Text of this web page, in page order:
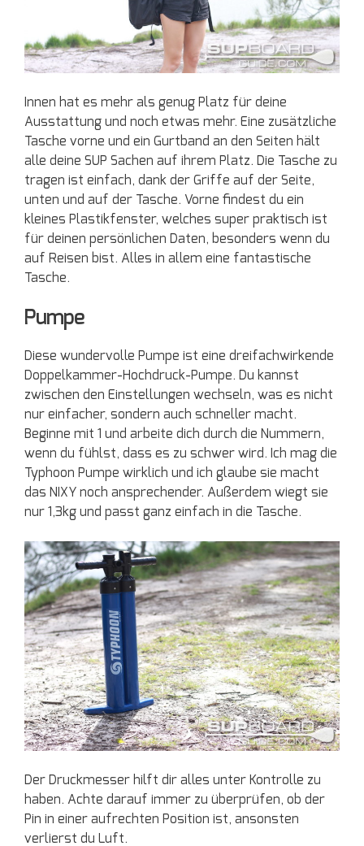
Innen hat es mehr als genug Platz für deine
Ausstattung und noch etwas mehr. Eine zusätzliche
Tasche vorne und ein Gurtband an den Seiten hält
alle deine SUP Sachen auf ihrem Platz. Die Tasche zu
tragen ist einfach, dank der Griffe auf der Seite,
unten und auf der Tasche. Vorne findest du ein
kleines Plastikfenster, welches super praktisch ist
für deinen persönlichen Daten, besonders wenn du
auf Reisen bist. Alles in allem eine fantastische
Tasche.
Pumpe
Diese wundervolle Pumpe ist eine dreifachwirkende
Doppelkammer-Hochdruck-Pumpe. Du kannst
zwischen den Einstellungen wechseln, was es nicht
nur einfacher, sondern auch schneller macht.
Beginne mit 1 und arbeite dich durch die Nummern,
wenn du fühlst, dass es zu schwer wird. Ich mag die
Typhoon Pumpe wirklich und ich glaube sie macht
das NIXY noch ansprechender. Außerdem wiegt sie
nur 1,3kg und passt ganz einfach in die Tasche.
Der Druckmesser hilft dir alles unter Kontrolle zu
haben. Achte darauf immer zu überprüfen, ob der
Pin in einer aufrechten Position ist, ansonsten
verlierst du Luft.